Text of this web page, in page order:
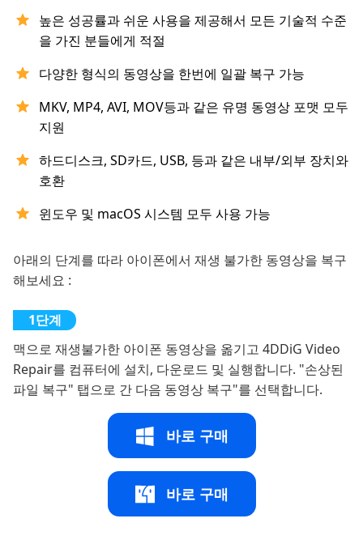
높은 성공률과 쉬운 사용을 제공해서 모든 기술적 수준
을 가진 분들에게 적절
다양한 형식의 동영상을 한번에 일괄 복구 가능
MKV, MP4, AVI, MOV등과 같은 유명 동영상 포맷 모두
지원
하드디스크, SD카드, USB, 등과 같은 내부/외부 장치와
호환
윈도우 및 macOS 시스템 모두 사용 가능
아래의 단계를 따라 아이폰에서 재생 불가한 동영상을 복구
해보세요 :
맥으로 재생불가한 아이폰 동영상을 옮기고 4DDiG Video
Repair를 컴퓨터에 설치, 다운로드 및 실행합니다. "손상된
파일 복구" 탭으로 간 다음 동영상 복구"를 선택합니다.
바로 구매
바로 구매